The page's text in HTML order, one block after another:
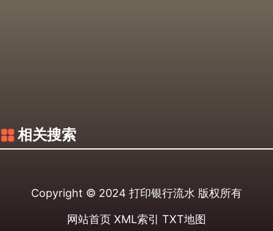
相关搜索
Copyright © 2024 打印银行流水 版权所有
网站首页 XML索引 TXT地图